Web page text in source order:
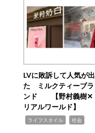
LVに敗訴して人気が出
た ミルクティーブラ
ンド 【野村義樹✕
リアルワールド】
ライフスタイル 社会